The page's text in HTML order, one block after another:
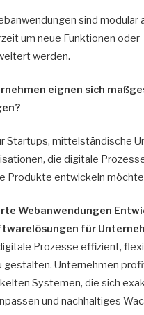
sind modular
um neue Funktionen oder
werden.
eignen sich
Startups, mittelständische
die digitale
Produkte entwickeln
Webanwendungen
für
Prozesse effizient,
gestalten. Unternehmen
Systemen, die sich
und nachhaltiges